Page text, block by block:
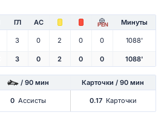
ГЛ АС PEN Минуты
3 0 2 0 0 1088'
3 0 2 0 0 1088'
/ 90 мин Карточки / 90 мин
0 Ассисты 0.17 Карточки